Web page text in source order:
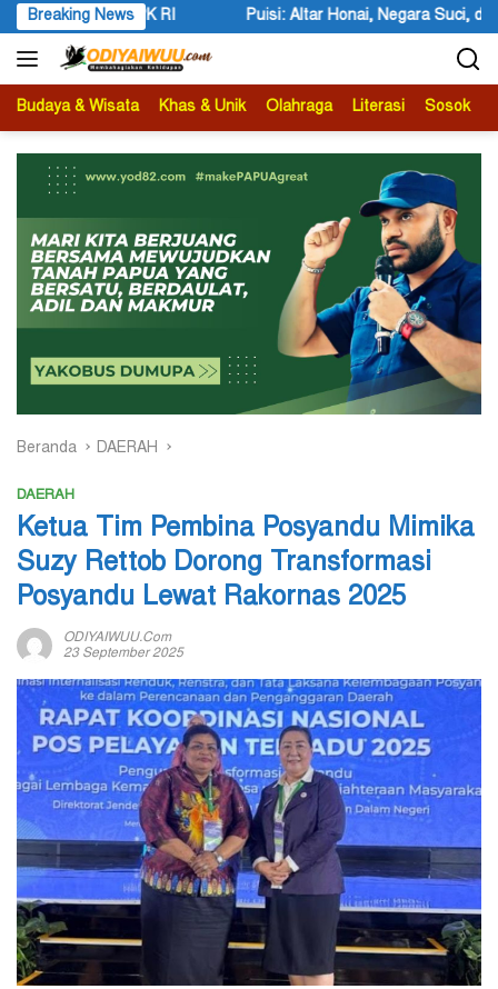
Langsung
ke
konten
Breaking News
Honai, Negara Suci, dan Utusan Langit Karya Siswa dan Siswi
Budaya & Wisata Khas & Unik Olahraga Literasi Sosok
Beranda DAERAH
DAERAH
Ketua Tim Pembina Posyandu Mimika
Suzy Rettob Dorong Transformasi
Posyandu Lewat Rakornas 2025
ODIYAIWUU.com
23 September 2025